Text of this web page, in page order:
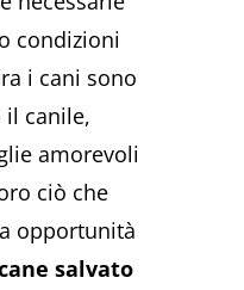
condizioni
i cani sono
canile,
amorevoli
ciò che
opportunità
salvato